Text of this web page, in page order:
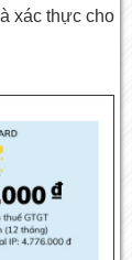
xác thực cho